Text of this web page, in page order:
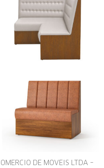
DE MOVEIS LTDA –